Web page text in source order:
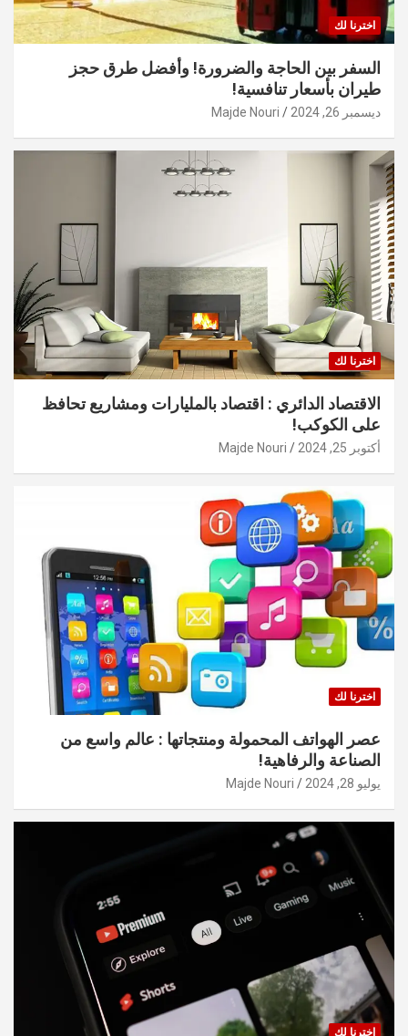
اخترنا لك
السفر بين الحاجة والضرورة! وأفضل طرق حجز
طيران بأسعار تنافسية!
ديسمبر 26, 2024 Majde Nouri
اخترنا لك
الاقتصاد الدائري : اقتصاد بالمليارات ومشاريع تحافظ
على الكوكب!
أكتوبر 25, 2024 Majde Nouri
اخترنا لك
عصر الهواتف المحمولة ومنتجاتها : عالم واسع من
الصناعة والرفاهية!
يوليو 28, 2024 Majde Nouri
اخترنا لك